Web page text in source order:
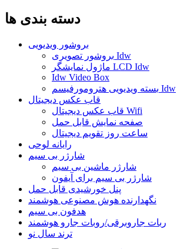
دسته بندی ها
بروشور ویدیویی
بروشور تصویری Idw
ماژول نمایشگر LCD Idw
Idw Video Box
بسته ویدیویی هترومورفیسم Idw
قاب عکس دیجیتال
قاب عکس دیجیتال Wifi
صفحه نمایش قابل حمل
ساعت روز تقویم دیجیتال
رایانه لوحی
شارژر بی سیم
شارژر ماشین بی سیم
شارژر بی سیم برای آیفون
پنل خورشیدی قابل حمل
نگهدارنده هوش مصنوعی هوشمند
هدفون بی سیم
ربات جاروبرقی/روبات جارو هوشمند
ترند سال نو